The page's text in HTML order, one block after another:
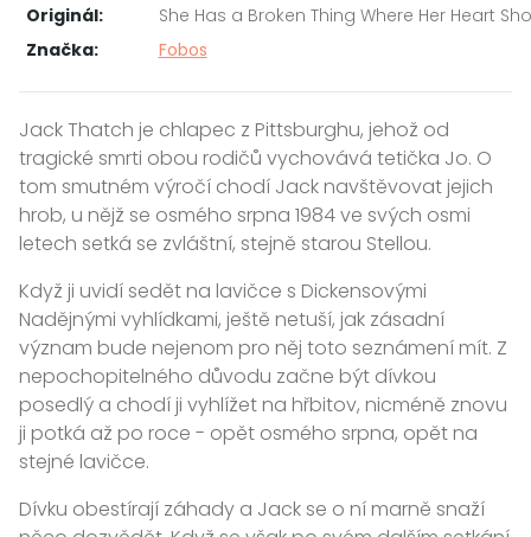
Originál:
She Has a Broken Thing Where Her Heart
Značka:
Fobos
Jack Thatch je chlapec z Pittsburghu, jehož od
tragické smrti obou rodičů vychovává tetička Jo. O
tom smutném výročí chodí Jack navštěvovat jejich
hrob, u nějž se osmého srpna 1984 ve svých osmi
letech setká se zvláštní, stejně starou Stellou.
Když ji uvidí sedět na lavičce s Dickensovými
Nadějnými vyhlídkami, ještě netuší, jak zásadní
význam bude nejenom pro něj toto seznámení mít. Z
nepochopitelného důvodu začne být dívkou
posedlý a chodí ji vyhlížet na hřbitov, nicméně znovu
ji potká až po roce - opět osmého srpna, opět na
stejné lavičce.
Dívku obestírají záhady a Jack se o ní marně snaží